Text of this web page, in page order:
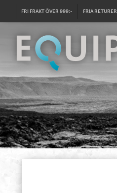
FRI FRAKT ÖVER 999:- FRIA RETURER